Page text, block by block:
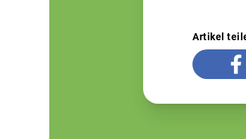
Artikel